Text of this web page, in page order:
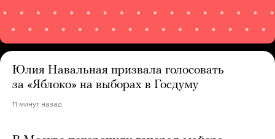
Юлия Навальная призвала голосовать
за «Яблоко» на выборах в Госдуму
11 минут назад